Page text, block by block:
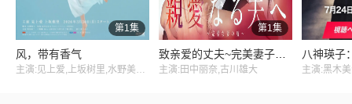
第1集
风，带有香气
主演:见上爱,上坂树里,水野美纪,早坂美海,小林隆,小林虎之介,津崎史郎,岩瀬顕子,三浦贵大,根岸季衣,大岛美幸,义达祐未,たくや,原田泰造,北村一辉,佐野晶哉,藤原季节,林裕太,坂东弥十郎,内田慈,小倉史也,片冈鹤太郎,松金米子,广冈由里子,春海四方,多部未华子,高岛政宏,二田絢乃,中田青渚,井上向日葵,丸山礼,研直子,生田绘梨花,菊池亚希子,中井友望,木越明,原嶋凛,玄理,伊势志摩,古川雄大,坂口涼太郎,平野生成,森田甘路,猫背椿,饭尾和树,若林时英,村上穂乃佳,东野绚香,大河原次郎,野添义弘,筒井道隆,仲
第1集
主演:田中丽奈,古川雄大